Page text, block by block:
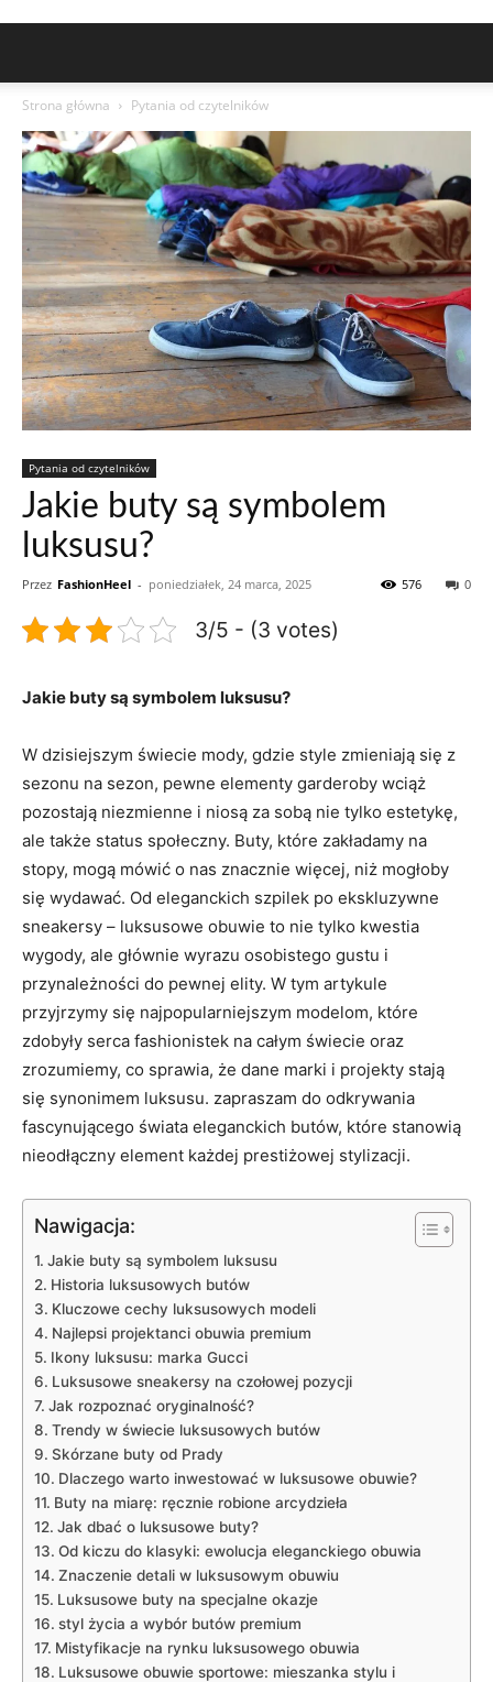
Strona główna Pytania od czytelników
Pytania od czytelników
Jakie buty są symbolem
luksusu?
Przez FashionHeel - poniedziałek, 24 marca, 2025 0
576
3/5 - (3 votes)
Jakie​ buty są symbolem ⁣luksusu?
W dzisiejszym⁤ świecie mody, gdzie style zmieniają się z
sezonu na sezon, ⁢pewne elementy garderoby ​wciąż
pozostają niezmienne i niosą‍ za sobą nie tylko estetykę,
ale także ⁢status społeczny. Buty,​ które ‌zakładamy na
stopy, ​mogą mówić⁣ o‌ nas znacznie więcej, niż mogłoby
się wydawać. Od eleganckich szpilek po ekskluzywne
sneakersy – luksusowe⁢ obuwie to nie tylko kwestia
wygody, ale ‌głównie wyrazu osobistego gustu i
przynależności do pewnej elity. W ​tym‍ artykule
przyjrzymy się najpopularniejszym ⁤modelom,⁣ które
zdobyły serca fashionistek ‌na całym świecie oraz
zrozumiemy, co sprawia, że dane marki ⁣i projekty stają
‌się synonimem ‌luksusu. zapraszam do odkrywania
fascynującego ‌świata eleganckich ⁣butów, które stanowią
nieodłączny element każdej prestiżowej stylizacji.
Nawigacja:
Jakie buty ​są symbolem luksusu
Historia‍ luksusowych ⁤butów
Kluczowe‍ cechy luksusowych modeli
Najlepsi projektanci obuwia premium
Ikony luksusu: marka Gucci
Luksusowe sneakersy na czołowej pozycji
Jak rozpoznać oryginalność?
Trendy ‌w świecie luksusowych butów
Skórzane buty od Prady
Dlaczego warto⁤ inwestować w luksusowe obuwie?
Buty na miarę: ręcznie robione arcydzieła
Jak ​dbać o⁢ luksusowe buty?
Od kiczu do klasyki: ewolucja eleganckiego obuwia
Znaczenie detali w luksusowym obuwiu
Luksusowe buty na specjalne okazje
styl ‍życia a wybór butów premium
Mistyfikacje na ‍rynku luksusowego obuwia
Luksusowe obuwie ⁢sportowe:⁤ mieszanka stylu i